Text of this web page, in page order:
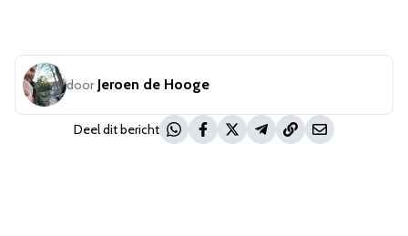
door Jeroen de Hooge
Deel dit bericht